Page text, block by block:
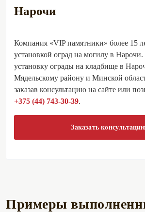
Нарочи
Компания «VIP памятники» более 15
установкой оград на могилу в Нарочи.
установку ограды на кладбище в
Мядельскому району и Минской
заказав консультацию на сайте или
+375 (44) 743-30-39.
Заказать
Примеры